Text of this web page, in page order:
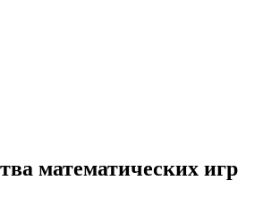
математических игр